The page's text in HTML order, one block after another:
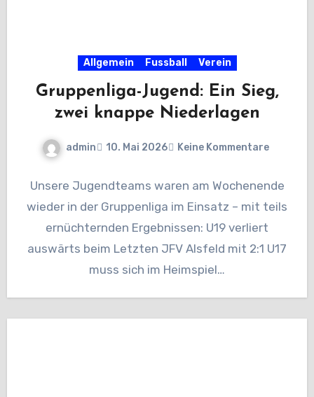
Allgemein Fussball Verein
Gruppenliga-Jugend: Ein Sieg,
zwei knappe Niederlagen
admin 10. Mai 2026 Keine Kommentare
Unsere Jugendteams waren am Wochenende
wieder in der Gruppenliga im Einsatz – mit teils
ernüchternden Ergebnissen: U19 verliert
auswärts beim Letzten JFV Alsfeld mit 2:1 U17
muss sich im Heimspiel…